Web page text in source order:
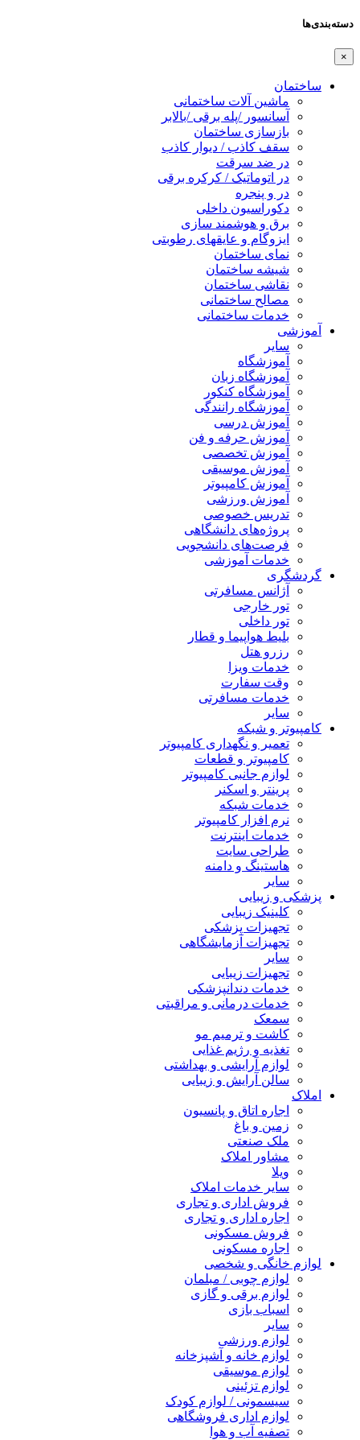
دسته‌بندی‌ها
×
ساختمان
ماشین آلات ساختمانی
آسانسور /پله برقی /بالابر
بازسازی ساختمان
سقف کاذب / دیوار کاذب
در ضد سرقت
در اتوماتیک / کرکره برقی
در و پنجره
دکوراسیون داخلی
برق و هوشمند سازی
ایزوگام و عایقهای رطوبتی
نمای ساختمان
شیشه ساختمان
نقاشی ساختمان
مصالح ساختمانی
خدمات ساختمانی
آموزشی
سایر
آموزشگاه
آموزشگاه زبان
آموزشگاه کنکور
آموزشگاه رانندگی
آموزش درسی
آموزش حرفه و فن
آموزش تخصصی
آموزش موسیقی
آموزش کامپیوتر
آموزش ورزشی
تدریس خصوصی
پروژه‌های دانشگاهی
فرصت‌های دانشجویی
خدمات آموزشی
گردشگری
آژانس مسافرتی
تور خارجی
تور داخلی
بلیط هواپیما و قطار
رزرو هتل
خدمات ویزا
وقت سفارت
خدمات مسافرتی
سایر
کامپیوتر و شبکه
تعمیر و نگهداری کامپیوتر
کامپیوتر و قطعات
لوازم جانبی کامپیوتر
پرینتر و اسکنر
خدمات شبکه
نرم افزار کامپیوتر
خدمات اینترنت
طراحی سایت
هاستینگ و دامنه
سایر
پزشکی و زیبایی
کلینیک زیبایی
تجهیزات پزشکی
تجهیزات آزمایشگاهی
سایر
تجهیزات زیبایی
خدمات دندانپزشکی
خدمات درمانی و مراقبتی
سمعک
کاشت و ترمیم مو
تغذیه و رژیم غذایی
لوازم آرایشی و بهداشتی
سالن آرایش و زیبایی
املاک
اجاره اتاق و پانسیون
زمین و باغ
ملک صنعتی
مشاور املاک
ویلا
سایر خدمات املاک
فروش اداری و تجاری
اجاره اداری و تجاری
فروش مسکونی
اجاره مسکونی
لوازم خانگی و شخصی
لوازم چوبی / مبلمان
لوازم برقی و گازی
اسباب بازی
سایر
لوازم ورزشی
لوازم خانه و آشپزخانه
لوازم موسیقی
لوازم تزئینی
سیسمونی / لوازم کودک
لوازم اداری فروشگاهی
تصفیه آب و هوا